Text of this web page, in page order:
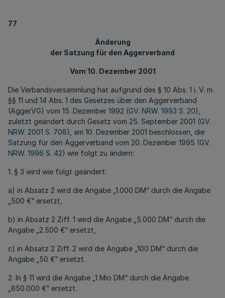
77
Änderung
der Satzung für den Aggerverband
Vom 10. Dezember 2001
Die Verbandsversammlung hat aufgrund des § 10 Abs. 1 i. V. m.
§§ 11 und 14 Abs. 1 des Gesetzes über den Aggerverband
(AggerVG) vom 15. Dezember 1992 (GV. NRW. 1993 S. 20),
zuletzt geändert durch Gesetz vom 25. September 2001 (GV.
NRW. 2001 S. 708), am 10. Dezember 2001 beschlossen, die
Satzung für den Aggerverband vom 20. Dezember 1995 (GV.
NRW. 1996 S. 42) wie folgt zu ändern:
1. § 3 wird wie folgt geändert:
a) in Absatz 2 wird die Angabe „1.000 DM“ durch die Angabe
„500 €“ ersetzt,
b) in Absatz 2 Ziff. 1 wird die Angabe „5.000 DM“ durch die
Angabe „2.500 €“ ersetzt,
c) in Absatz 2 Ziff. 2 wird die Angabe „100 DM“ durch die
Angabe „50 €“ ersetzt.
2. In § 11 wird die Angabe „1 Mio DM“ durch die Angabe
„650.000 €“ ersetzt.